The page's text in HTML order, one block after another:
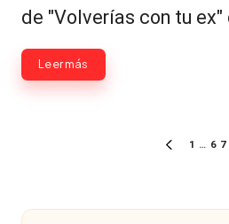
de "Volverías con tu
Leer más
PÁGINA
1 … 6 7